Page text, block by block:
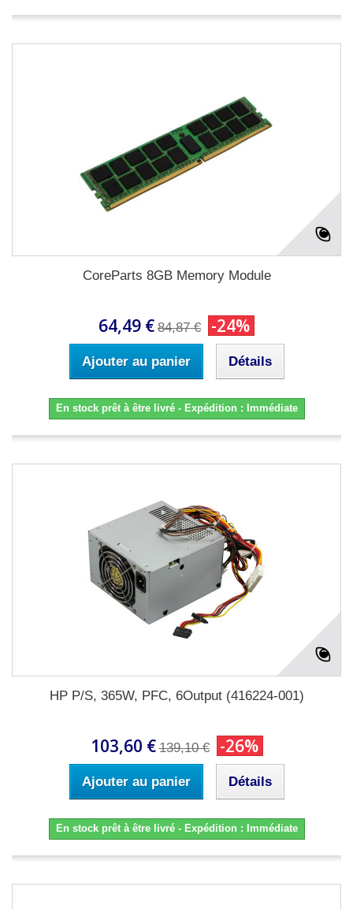
CoreParts 8GB Memory Module
64,49 € 84,87 € -24%
Ajouter au panier Détails
En stock prêt à être livré - Expédition : Immédiate
HP P/S, 365W, PFC, 6Output (416224-001)
103,60 € 139,10 € -26%
Ajouter au panier Détails
En stock prêt à être livré - Expédition : Immédiate